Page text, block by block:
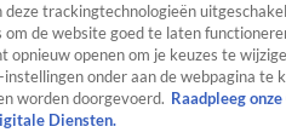
deze trackingtechnologieën
om de website goed te laten
opnieuw openen om je keuzes te
onder aan de webpagina te
worden doorgevoerd. Raadpleeg
Diensten.